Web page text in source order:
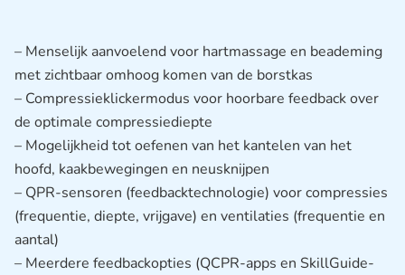
– Menselijk aanvoelend voor hartmassage en beademing
met zichtbaar omhoog komen van de borstkas
– Compressieklickermodus voor hoorbare feedback over
de optimale compressiediepte
– Mogelijkheid tot oefenen van het kantelen van het
hoofd, kaakbewegingen en neusknijpen
– QPR-sensoren (feedbacktechnologie) voor compressies
(frequentie, diepte, vrijgave) en ventilaties (frequentie en
aantal)
– Meerdere feedbackopties (QCPR-apps en SkillGuide-